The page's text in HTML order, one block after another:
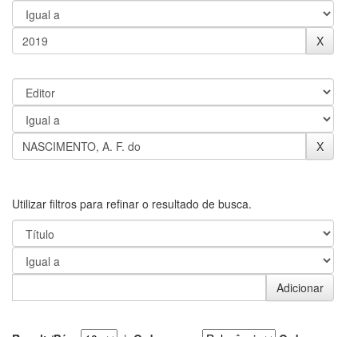
Utilizar filtros para refinar o resultado de busca.